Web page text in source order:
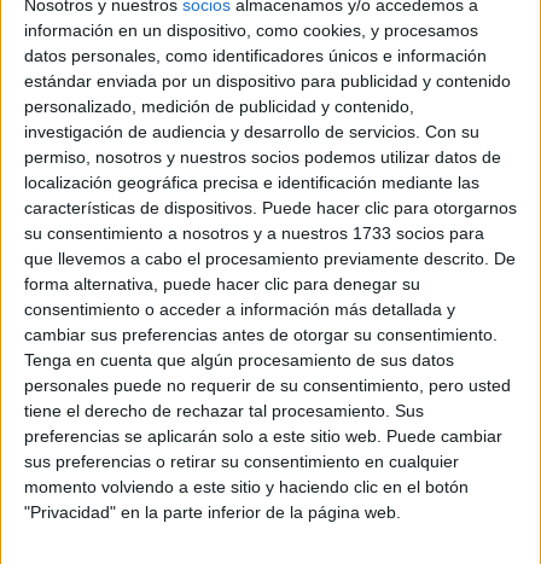
Nosotros y nuestros socios almacenamos y/o accedemos a
información en un dispositivo, como cookies, y procesamos
datos personales, como identificadores únicos e información
estándar enviada por un dispositivo para publicidad y contenido
personalizado, medición de publicidad y contenido,
investigación de audiencia y desarrollo de servicios. Con su
permiso, nosotros y nuestros socios podemos utilizar datos de
localización geográfica precisa e identificación mediante las
características de dispositivos. Puede hacer clic para otorgarnos
su consentimiento a nosotros y a nuestros 1733 socios para
que llevemos a cabo el procesamiento previamente descrito. De
forma alternativa, puede hacer clic para denegar su
consentimiento o acceder a información más detallada y
cambiar sus preferencias antes de otorgar su consentimiento.
Tenga en cuenta que algún procesamiento de sus datos
personales puede no requerir de su consentimiento, pero usted
tiene el derecho de rechazar tal procesamiento. Sus
preferencias se aplicarán solo a este sitio web. Puede cambiar
sus preferencias o retirar su consentimiento en cualquier
momento volviendo a este sitio y haciendo clic en el botón
"Privacidad" en la parte inferior de la página web.
Tarragona Grado Superior
HORARIO Diurno
MODALIDADPresencial
Quiero saber más→
Desarrollo de Aplicaciones Informáticas
Tarragona Grado Superior
HORARIODiurno
MODALIDADPresencial
Quiero saber más→